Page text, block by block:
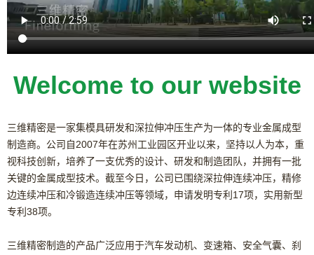
Welcome to our website
三维精密是一家集模具研发和深拉伸冲压生产为一体的专业金属成型
制造商。公司自2007年在苏州工业园区开业以来，坚持以人为本，重
视科技创新，培养了一支优秀的设计、研发和制造团队，并拥有一批
关键的金属成型技术。截至今日，公司已围绕深拉伸连续冲压，精修
边连续冲压和冷锻造连续冲压等领域，申请发明专利17项，实用新型
专利38项。
三维精密制造的产品广泛应用于汽车发动机、变速箱、安全气囊、刹